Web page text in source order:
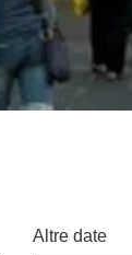
Altre date